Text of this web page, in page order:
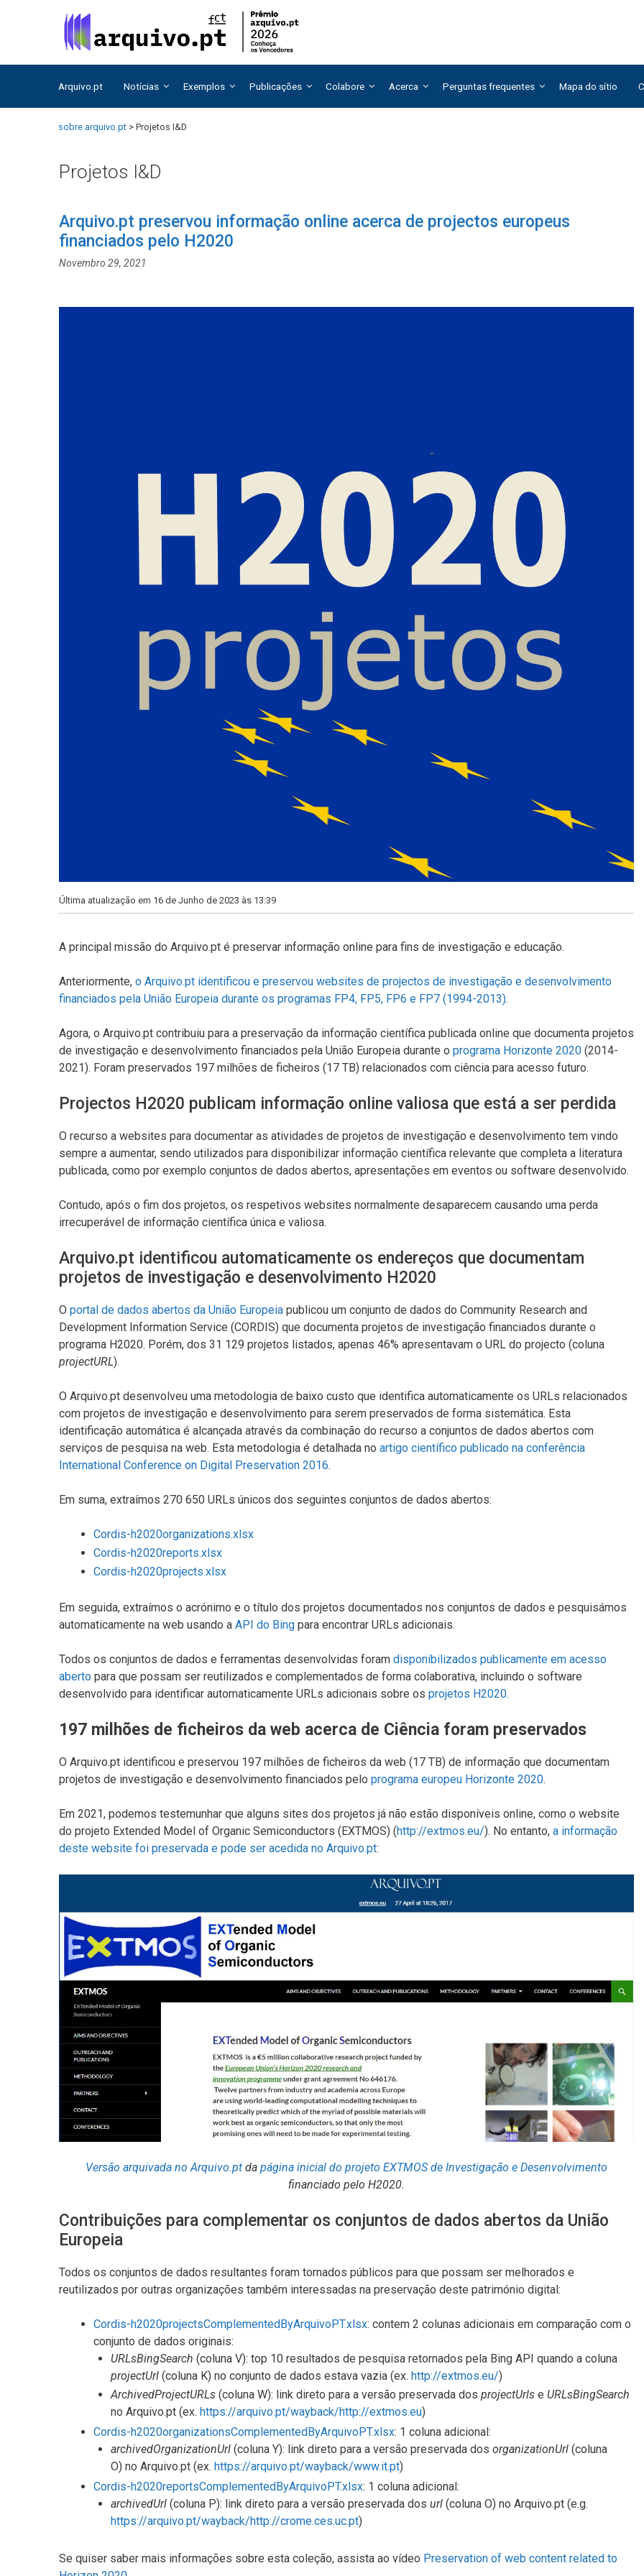
Arquivo.pt Notícias Exemplos Publicações Colabore Acerca Perguntas frequentes Mapa do sítio
sobre.arquivo.pt > Projetos I&D
Projetos I&D
Arquivo.pt preservou informação online acerca de projectos europeus
financiados pelo H2020
Novembro 29, 2021
Última atualização em 16 de Junho de 2023 às 13:39
A principal missão do Arquivo.pt é preservar informação online para fins de investigação e educação.
Anteriormente, o Arquivo.pt identificou e preservou websites de projectos de investigação e desenvolvimento
financiados pela União Europeia durante os programas FP4, FP5, FP6 e FP7 (1994-2013).
Agora, o Arquivo.pt contribuiu para a preservação da informação científica publicada online que documenta projetos
de investigação e desenvolvimento financiados pela União Europeia durante o programa Horizonte 2020 (2014-
2021). Foram preservados 197 milhões de ficheiros (17 TB) relacionados com ciência para acesso futuro.
Projectos H2020 publicam informação online valiosa que está a ser perdida
O recurso a websites para documentar as atividades de projetos de investigação e desenvolvimento tem vindo
sempre a aumentar, sendo utilizados para disponibilizar informação científica relevante que completa a literatura
publicada, como por exemplo conjuntos de dados abertos, apresentações em eventos ou software desenvolvido.
Contudo, após o fim dos projetos, os respetivos websites normalmente desaparecem causando uma perda
irrecuperável de informação científica única e valiosa.
Arquivo.pt identificou automaticamente os endereços que documentam
projetos de investigação e desenvolvimento H2020
O portal de dados abertos da União Europeia publicou um conjunto de dados do Community Research and
Development Information Service (CORDIS) que documenta projetos de investigação financiados durante o
programa H2020. Porém, dos 31 129 projetos listados, apenas 46% apresentavam o URL do projecto (coluna
projectURL).
O Arquivo.pt desenvolveu uma metodologia de baixo custo que identifica automaticamente os URLs relacionados
com projetos de investigação e desenvolvimento para serem preservados de forma sistemática. Esta
identificação automática é alcançada através da combinação do recurso a conjuntos de dados abertos com
serviços de pesquisa na web. Esta metodologia é detalhada no artigo científico publicado na conferência
International Conference on Digital Preservation 2016.
Em suma, extraímos 270 650 URLs únicos dos seguintes conjuntos de dados abertos:
Cordis-h2020organizations.xlsx
Cordis-h2020reports.xlsx
Cordis-h2020projects.xlsx
Em seguida, extraímos o acrónimo e o título dos projetos documentados nos conjuntos de dados e pesquisámos
automaticamente na web usando a API do Bing para encontrar URLs adicionais.
Todos os conjuntos de dados e ferramentas desenvolvidas foram disponibilizados publicamente em acesso
aberto para que possam ser reutilizados e complementados de forma colaborativa, incluindo o software
desenvolvido para identificar automaticamente URLs adicionais sobre os projetos H2020.
197 milhões de ficheiros da web acerca de Ciência foram preservados
O Arquivo.pt identificou e preservou 197 milhões de ficheiros da web (17 TB) de informação que documentam
projetos de investigação e desenvolvimento financiados pelo programa europeu Horizonte 2020.
Em 2021, podemos testemunhar que alguns sites dos projetos já não estão disponíveis online, como o website
do projeto Extended Model of Organic Semiconductors (EXTMOS) (http://extmos.eu/). No entanto, a informação
deste website foi preservada e pode ser acedida no Arquivo.pt:
Versão arquivada no Arquivo.pt da página inicial do projeto EXTMOS de Investigação e Desenvolvimento
financiado pelo H2020.
Contribuições para complementar os conjuntos de dados abertos da União
Europeia
Todos os conjuntos de dados resultantes foram tornados públicos para que possam ser melhorados e
reutilizados por outras organizações também interessadas na preservação deste património digital:
Cordis-h2020projectsComplementedByArquivoPT.xlsx: contem 2 colunas adicionais em comparação com o
conjunto de dados originais:
URLsBingSearch (coluna V): top 10 resultados de pesquisa retornados pela Bing API quando a coluna
projectUrl (coluna K) no conjunto de dados estava vazia (ex. http://extmos.eu/)
ArchivedProjectURLs (coluna W): link direto para a versão preservada dos projectUrls e URLsBingSearch
no Arquivo.pt (ex. https://arquivo.pt/wayback/http://extmos.eu)
Cordis-h2020organizationsComplementedByArquivoPT.xlsx: 1 coluna adicional:
archivedOrganizationUrl (coluna Y): link direto para a versão preservada dos organizationUrl (coluna
O) no Arquivo.pt (ex. https://arquivo.pt/wayback/www.it.pt)
Cordis-h2020reportsComplementedByArquivoPT.xlsx: 1 coluna adicional:
archivedUrl (coluna P): link direto para a versão preservada dos url (coluna O) no Arquivo.pt (e.g.
https://arquivo.pt/wayback/http://crome.ces.uc.pt)
Se quiser saber mais informações sobre esta coleção, assista ao vídeo Preservation of web content related to